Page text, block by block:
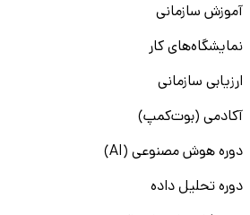
آموزش سازمانی
نمایشگاه‌های کار
ارزیابی سازمانی
آکادمی (بوت‌کمپ)
دوره هوش مصنوعی (AI)
دوره تحلیل داده